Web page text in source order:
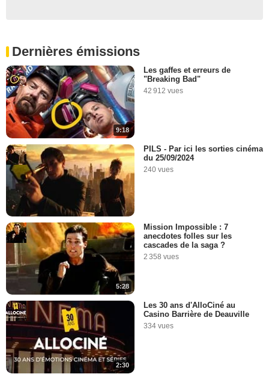
Dernières émissions
9:18
Les gaffes et erreurs de
"Breaking Bad"
42 912 vues
PILS - Par ici les sorties cinéma
du 25/09/2024
240 vues
5:28
Mission Impossible : 7
anecdotes folles sur les
cascades de la saga ?
2 358 vues
2:30
Les 30 ans d'AlloCiné au
Casino Barrière de Deauville
334 vues